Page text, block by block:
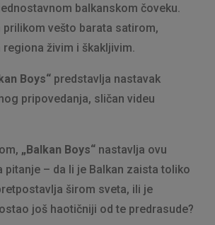
balkanskom čoveku.
prilikom vešto barata satirom,
regiona živim i škakljivim.
Boys“ predstavlja nastavak
pripovedanja, sličan videu
„Balkan Boys“ nastavlja ovu
pitanje – da li je Balkan zaista toliko
širom sveta, ili je
još haotičniji od te predrasude?